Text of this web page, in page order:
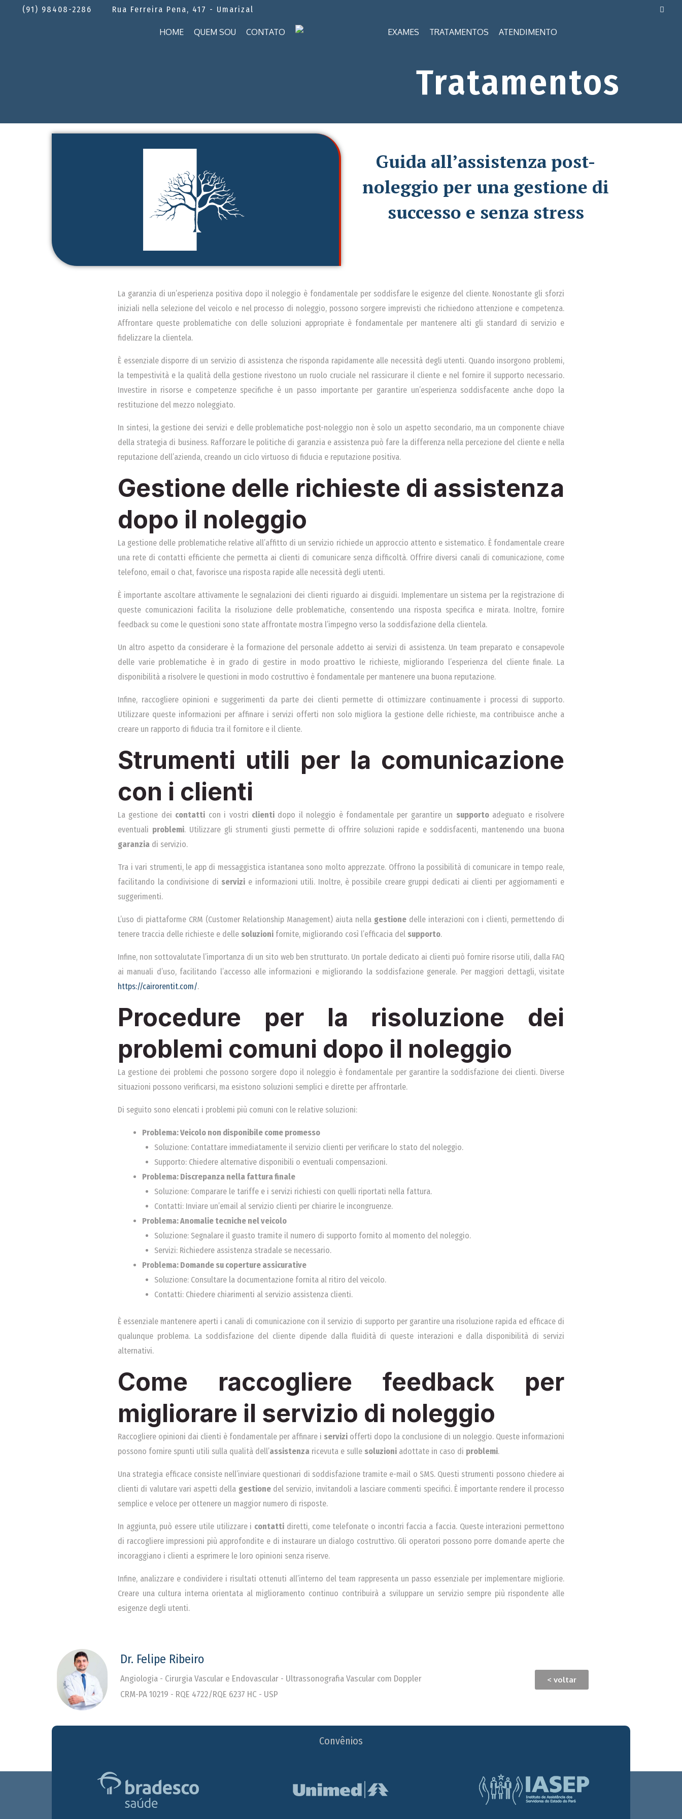
(91) 98408-2286 Rua Ferreira Pena, 417 - Umarizal
HOME QUEM SOU CONTATO EXAMES TRATAMENTOS ATENDIMENTO
Tratamentos
Guida all’assistenza post-
noleggio per una gestione di
successo e senza stress
La garanzia di un’esperienza positiva dopo il noleggio è fondamentale per soddisfare le esigenze del cliente. Nonostante gli sforzi
iniziali nella selezione del veicolo e nel processo di noleggio, possono sorgere imprevisti che richiedono attenzione e competenza.
Affrontare queste problematiche con delle soluzioni appropriate è fondamentale per mantenere alti gli standard di servizio e
fidelizzare la clientela.
È essenziale disporre di un servizio di assistenza che risponda rapidamente alle necessità degli utenti. Quando insorgono problemi,
la tempestività e la qualità della gestione rivestono un ruolo cruciale nel rassicurare il cliente e nel fornire il supporto necessario.
Investire in risorse e competenze specifiche è un passo importante per garantire un’esperienza soddisfacente anche dopo la
restituzione del mezzo noleggiato.
In sintesi, la gestione dei servizi e delle problematiche post-noleggio non è solo un aspetto secondario, ma un componente chiave
della strategia di business. Rafforzare le politiche di garanzia e assistenza può fare la differenza nella percezione del cliente e nella
reputazione dell’azienda, creando un ciclo virtuoso di fiducia e reputazione positiva.
Gestione delle richieste di assistenza
dopo il noleggio
La gestione delle problematiche relative all’affitto di un servizio richiede un approccio attento e sistematico. È fondamentale creare
una rete di contatti efficiente che permetta ai clienti di comunicare senza difficoltà. Offrire diversi canali di comunicazione, come
telefono, email o chat, favorisce una risposta rapide alle necessità degli utenti.
È importante ascoltare attivamente le segnalazioni dei clienti riguardo ai disguidi. Implementare un sistema per la registrazione di
queste comunicazioni facilita la risoluzione delle problematiche, consentendo una risposta specifica e mirata. Inoltre, fornire
feedback su come le questioni sono state affrontate mostra l’impegno verso la soddisfazione della clientela.
Un altro aspetto da considerare è la formazione del personale addetto ai servizi di assistenza. Un team preparato e consapevole
delle varie problematiche è in grado di gestire in modo proattivo le richieste, migliorando l’esperienza del cliente finale. La
disponibilità a risolvere le questioni in modo costruttivo è fondamentale per mantenere una buona reputazione.
Infine, raccogliere opinioni e suggerimenti da parte dei clienti permette di ottimizzare continuamente i processi di supporto.
Utilizzare queste informazioni per affinare i servizi offerti non solo migliora la gestione delle richieste, ma contribuisce anche a
creare un rapporto di fiducia tra il fornitore e il cliente.
Strumenti utili per la comunicazione
con i clienti
La gestione dei contatti con i vostri clientidopo il noleggio è fondamentale per garantire un supportoadeguato e risolvere
eventuali problemi. Utilizzare gli strumenti giusti permette di offrire soluzioni rapide e soddisfacenti, mantenendo una buona
garanzia di servizio.
Tra i vari strumenti, le app di messaggistica istantanea sono molto apprezzate. Offrono la possibilità di comunicare in tempo reale,
facilitando la condivisione di servizi e informazioni utili. Inoltre, è possibile creare gruppi dedicati ai clienti per aggiornamenti e
suggerimenti.
L’uso di piattaforme CRM (Customer Relationship Management) aiuta nella gestione delle interazioni con i clienti, permettendo di
tenere traccia delle richieste e delle soluzioni fornite, migliorando così l’efficacia del supporto.
Infine, non sottovalutate l’importanza di un sito web ben strutturato. Un portale dedicato ai clienti può fornire risorse utili, dalla FAQ
ai manuali d’uso, facilitando l’accesso alle informazioni e migliorando la soddisfazione generale. Per maggiori dettagli, visitate
https://cairorentit.com/.
Procedure per la risoluzione dei
problemi comuni dopo il noleggio
La gestione dei problemi che possono sorgere dopo il noleggio è fondamentale per garantire la soddisfazione dei clienti. Diverse
situazioni possono verificarsi, ma esistono soluzioni semplici e dirette per affrontarle.
Di seguito sono elencati i problemi più comuni con le relative soluzioni:
Problema: Veicolo non disponibile come promesso
Soluzione: Contattare immediatamente il servizio clienti per verificare lo stato del noleggio.
Supporto: Chiedere alternative disponibili o eventuali compensazioni.
Problema: Discrepanza nella fattura finale
Soluzione: Comparare le tariffe e i servizi richiesti con quelli riportati nella fattura.
Contatti: Inviare un’email al servizio clienti per chiarire le incongruenze.
Problema: Anomalie tecniche nel veicolo
Soluzione: Segnalare il guasto tramite il numero di supporto fornito al momento del noleggio.
Servizi: Richiedere assistenza stradale se necessario.
Problema: Domande su coperture assicurative
Soluzione: Consultare la documentazione fornita al ritiro del veicolo.
Contatti: Chiedere chiarimenti al servizio assistenza clienti.
È essenziale mantenere aperti i canali di comunicazione con il servizio di supporto per garantire una risoluzione rapida ed efficace di
qualunque problema. La soddisfazione del cliente dipende dalla fluidità di queste interazioni e dalla disponibilità di servizi
alternativi.
Come raccogliere feedback per
migliorare il servizio di noleggio
Raccogliere opinioni dai clienti è fondamentale per affinare i servizi offerti dopo la conclusione di un noleggio. Queste informazioni
possono fornire spunti utili sulla qualità dell’assistenza ricevuta e sulle soluzioni adottate in caso di problemi.
Una strategia efficace consiste nell’inviare questionari di soddisfazione tramite e-mail o SMS. Questi strumenti possono chiedere ai
clienti di valutare vari aspetti della gestionedel servizio, invitandoli a lasciare commenti specifici. È importante rendere il processo
semplice e veloce per ottenere un maggior numero di risposte.
In aggiunta, può essere utile utilizzare i contatti diretti, come telefonate o incontri faccia a faccia. Queste interazioni permettono
di raccogliere impressioni più approfondite e di instaurare un dialogo costruttivo. Gli operatori possono porre domande aperte che
incoraggiano i clienti a esprimere le loro opinioni senza riserve.
Infine, analizzare e condividere i risultati ottenuti all’interno del team rappresenta un passo essenziale per implementare migliorie.
Creare una cultura interna orientata al miglioramento continuo contribuirà a sviluppare un servizio sempre più rispondente alle
esigenze degli utenti.
Dr. Felipe Ribeiro
Angiologia - Cirurgia Vascular e Endovascular - Ultrassonografia Vascular com Doppler
CRM-PA 10219 - RQE 4722/RQE 6237 HC - USP
< voltar
Convênios